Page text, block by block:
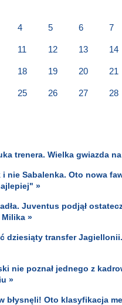
4 5 6 7
11 12 13 14
18 19 20 21
25 26 27 28
trenera. Wielka gwiazda
i nie Sabalenka. Oto nowa
»
Juventus podjął
Milika »
dziesiąty transfer
nie poznał jednego z
»
błysnęli! Oto klasyfikacja